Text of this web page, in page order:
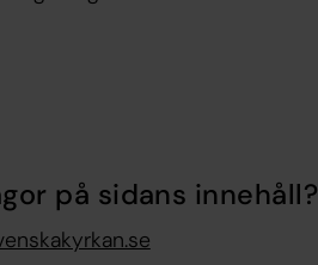
på sidans innehåll?